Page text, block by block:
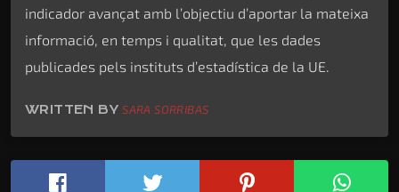
indicador avançat amb l’objectiu d’aportar la mateixa
informació, en temps i qualitat, que les dades
publicades pels instituts d’estadística de la UE.
WRITTEN BYSARA SORRIBAS